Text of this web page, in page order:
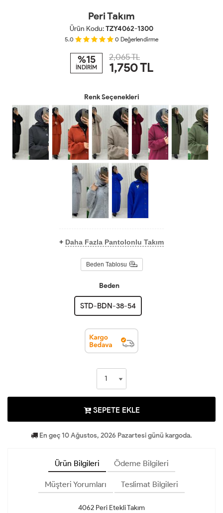
Peri Takım
Ürün Kodu:TZY4062-1300
5.0 0 Değerlendirme
%15
İNDİRİM
2,065 TL
1,750TL
Renk Seçenekleri
+ Daha Fazla Pantolonlu Takım
Beden Tablosu
Beden
STD-BDN-38-54
SEPETE EKLE
En geç 10 Ağustos, 2026 Pazartesi günü kargoda.
Ürün Bilgileri Ödeme Bilgileri
Müşteri Yorumları Teslimat Bilgileri
4062 Peri Etekli Takım